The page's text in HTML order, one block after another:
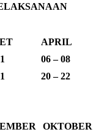
APRIL
06 – 08
20 – 22
OKTOBER